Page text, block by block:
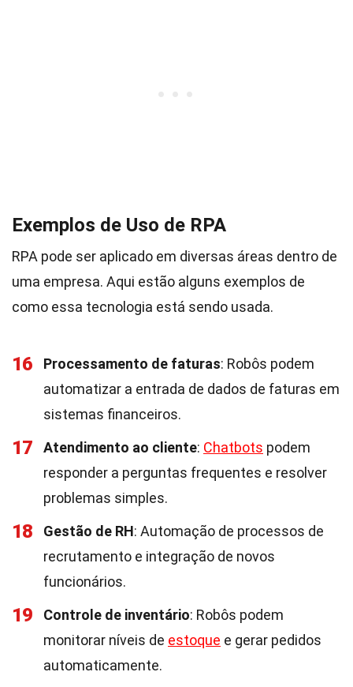
Exemplos de Uso de RPA
RPA pode ser aplicado em diversas áreas dentro de
uma empresa. Aqui estão alguns exemplos de
como essa tecnologia está sendo usada.
16 Processamento de faturas: Robôs podem
automatizar a entrada de dados de faturas em
sistemas financeiros.
17 Atendimento ao cliente: Chatbots podem
responder a perguntas frequentes e resolver
problemas simples.
18 Gestão de RH: Automação de processos de
recrutamento e integração de novos
funcionários.
19 Controle de inventário: Robôs podem
monitorar níveis de estoque e gerar pedidos
automaticamente.